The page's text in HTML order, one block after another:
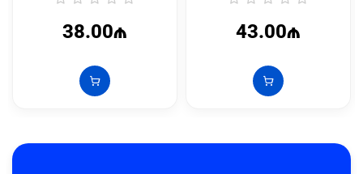
38.00₼ 43.00₼